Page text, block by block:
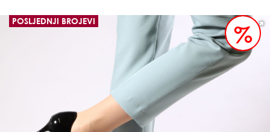
%
POSLJEDNJI BROJEVI